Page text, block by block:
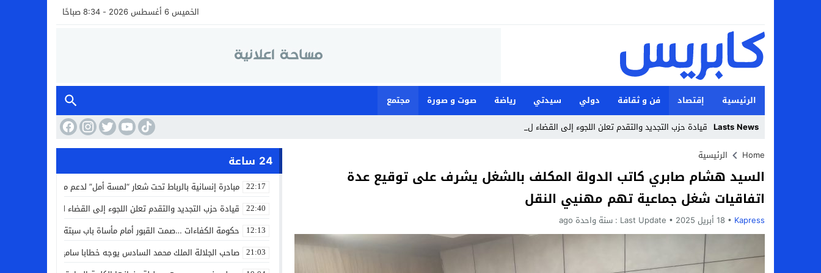
الخميس 6 أغسطس 2026 - 8:34 صباحًا
الرئيسية إقتصاد فن و ثقافة دولي سيدتي رياضة صوت و صورة
مجتمع
Lasts News قيادة حزب التجديد والتقدم تعلن اللجوء إلى القضاء لمواجهة ما _
Stop
Previous
Next
Home الرئيسية
السيد هشام صابري كاتب الدولة المكلف بالشغل يشرف على توقيع عدة
اتفاقيات شغل جماعية تهم مهنيي النقل
Kapress 18 أبريل 2025 Last Update : سنة واحدة ago
24 ساعة
22:17 مبادرة إنسانية بالرباط تحت شعار “لمسة أمل” لدعم مرضى السرطان
22:40 قيادة حزب التجديد والتقدم تعلن اللجوء إلى القضاء لمواجهة ما
12:13 حكومة الكفاءات …صمت القبور أمام مأساة باب سبتة
21:03 صاحب الجلالة الملك محمد السادس يوجه خطابا ساميا إلى الأمة